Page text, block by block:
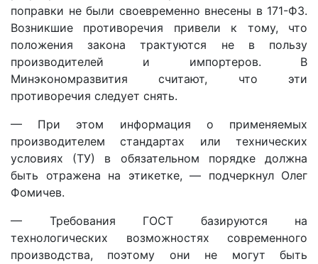
поправки не были своевременно внесены в 171-ФЗ.
Возникшие противоречия привели к тому, что
положения закона трактуются не в пользу
производителей и импортеров. В
Минэкономразвития считают, что эти
противоречия следует снять.
— При этом информация о применяемых
производителем стандартах или технических
условиях (ТУ) в обязательном порядке должна
быть отражена на этикетке, — подчеркнул Олег
Фомичев.
— Требования ГОСТ базируются на
технологических возможностях современного
производства, поэтому они не могут быть